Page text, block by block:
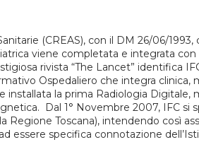
(CREAS), con il DM 26/06/1993,
viene completata e integrata con
rivista “The Lancet” identifica
Ospedaliero che integra clinica,
installata la prima Radiologia Digitale,
Dal 1° Novembre 2007, IFC si
Regione Toscana), intendendo così
essere specifica connotazione